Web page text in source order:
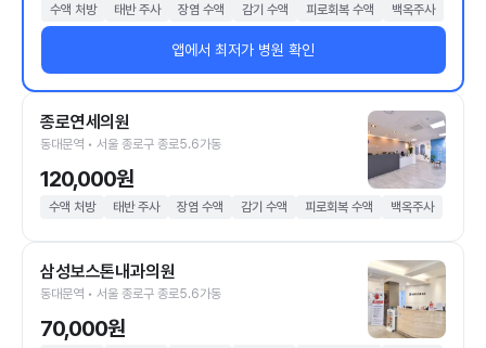
수액 처방
태반 주사 장염 수액 감기 수액 피로회복 수액 백옥주사
앱에서 최저가 병원 확인
종로연세의원
동대문역 • 서울 종로구 종로5.6가동
120,000원
수액 처방 태반 주사 장염 수액 감기 수액 피로회복 수액 백옥주사
삼성보스톤내과의원
동대문역 • 서울 종로구 종로5.6가동
70,000원